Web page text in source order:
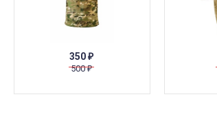
350 ₽
500₽